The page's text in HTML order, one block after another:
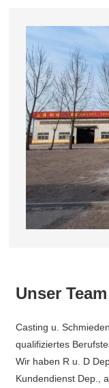
Unser Team
Casting u.
qualifiziertes
Wir haben R u. D
Kundendienst Dep.,